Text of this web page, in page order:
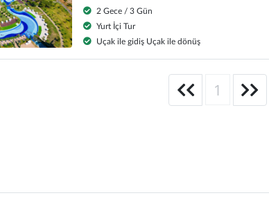
2 Gece / 3 Gün
Yurt İçi Tur
Uçak ile gidiş Uçak ile dönüş
1